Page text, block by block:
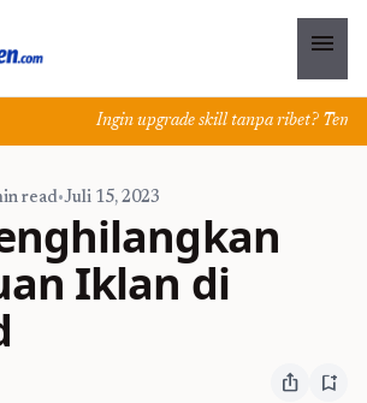
menu
Ingin upgrade skill tanpa ribet?
read•Juli 15, 2023
Iklan di
ios_share bookmark_add